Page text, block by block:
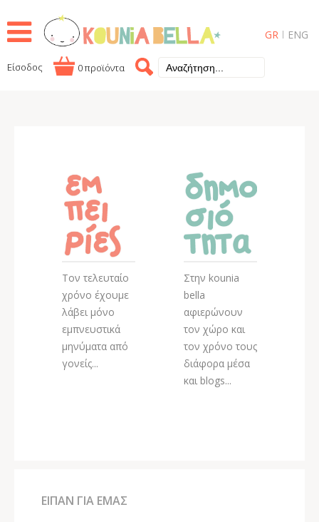
Είσοδος 0 προϊόντα
GR ENG
Τον τελευταίο
χρόνο έχουμε
λάβει μόνο
εμπνευστικά
μηνύματα από
γονείς...
Στην kounia
bella
αφιερώνουν
τον χώρο και
τον χρόνο τους
διάφορα μέσα
και blogs...
ΕΙΠΑΝ ΓΙΑ ΕΜΑΣ